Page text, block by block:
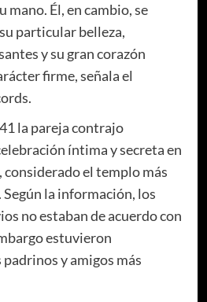
mano. Él, en cambio, se
particular belleza,
y su gran corazón
firme, señala el
la pareja contrajo
íntima y secreta en
considerado el templo más
la información, los
no estaban de acuerdo con
estuvieron
y amigos más